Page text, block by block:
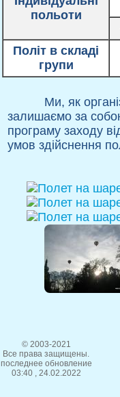
польоти
Політ в складі
групи
Ми, як
залишаємо за
програму заходу
умов здійснення
© 2003-2021
Все права защищены.
последнее обновление
03:40 , 24.02.2022